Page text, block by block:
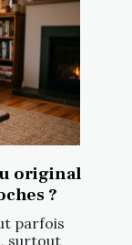
original
?
parfois
surtout